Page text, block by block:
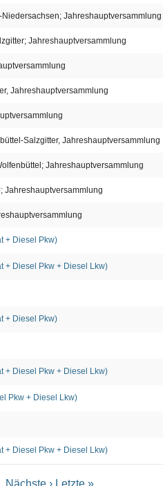
Jahreshauptversammlung
Jahreshauptversammlung
Jahreshauptversammlung
Salzgitter, Jahreshauptversammlung
Jahreshauptversammlung
Jahreshauptversammlung
+ Diesel Pkw)
+ Diesel Pkw + Diesel Lkw)
+ Diesel Pkw)
+ Diesel Pkw + Diesel Lkw)
Pkw + Diesel Lkw)
+ Diesel Pkw + Diesel Lkw)